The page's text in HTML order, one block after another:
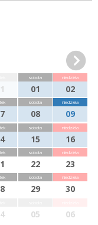
sobota
01
niedziela
02
sobota
08
niedziela
09
sobota
15
niedziela
16
sobota
22
niedziela
23
sobota
29
niedziela
30
05 06